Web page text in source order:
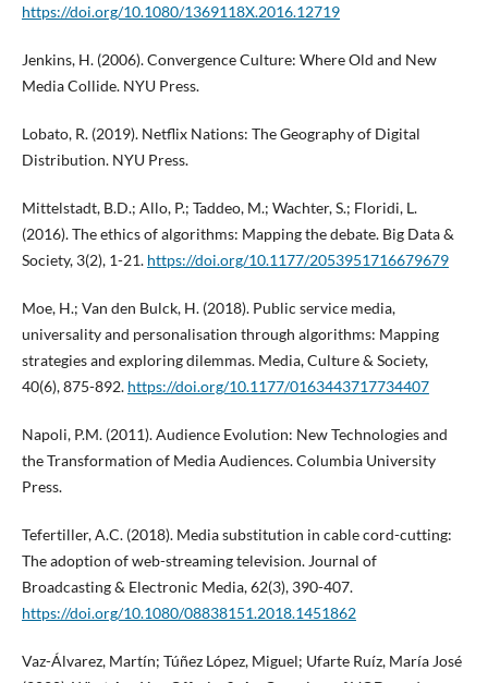
https://doi.org/10.1080/1369118X.2016.12719
Jenkins, H. (2006). Convergence Culture: Where Old and New
Media Collide. NYU Press.
Lobato, R. (2019). Netflix Nations: The Geography of Digital
Distribution. NYU Press.
Mittelstadt, B.D.; Allo, P.; Taddeo, M.; Wachter, S.; Floridi, L.
(2016). The ethics of algorithms: Mapping the debate. Big Data &
Society, 3(2), 1-21. https://doi.org/10.1177/2053951716679679
Moe, H.; Van den Bulck, H. (2018). Public service media,
universality and personalisation through algorithms: Mapping
strategies and exploring dilemmas. Media, Culture & Society,
40(6), 875-892. https://doi.org/10.1177/0163443717734407
Napoli, P.M. (2011). Audience Evolution: New Technologies and
the Transformation of Media Audiences. Columbia University
Press.
Tefertiller, A.C. (2018). Media substitution in cable cord-cutting:
The adoption of web-streaming television. Journal of
Broadcasting & Electronic Media, 62(3), 390-407.
https://doi.org/10.1080/08838151.2018.1451862
Vaz-Álvarez, Martín; Túñez López, Miguel; Ufarte Ruíz, María José